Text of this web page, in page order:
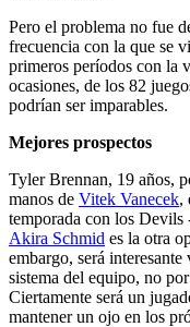
Pero el problema no fue
frecuencia con la que se
primeros períodos con la
ocasiones, de los 82
podrían ser imparables.
Mejores prospectos
Tyler Brennan, 19 años,
manos de Vitek Vanecek,
temporada con los Devils
Akira Schmid es la otra
embargo, será
sistema del equipo, no
Ciertamente será un
mantener un ojo en los